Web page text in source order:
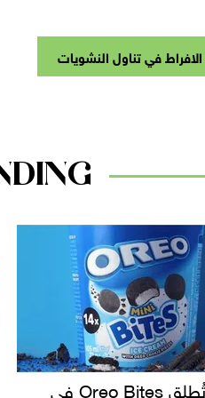
الافراط في تناول النشويات
KFC تطلق نكهة الكراميل المملح